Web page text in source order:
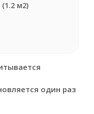
м2)
один раз